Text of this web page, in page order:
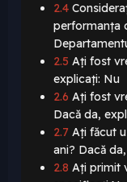
2.4
performanța
2.5 Ați fost
explicați: Nu
2.6 Ați fost
Dacă da,
2.7 Ați făcut
ani? Dacă
2.8 Ați primit